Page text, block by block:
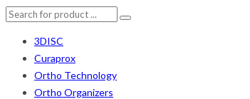
3DISC
Curaprox
Ortho Technology
Ortho Organizers